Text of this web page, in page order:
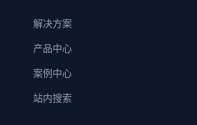
解决方案
产品中心
案例中心
站内搜索